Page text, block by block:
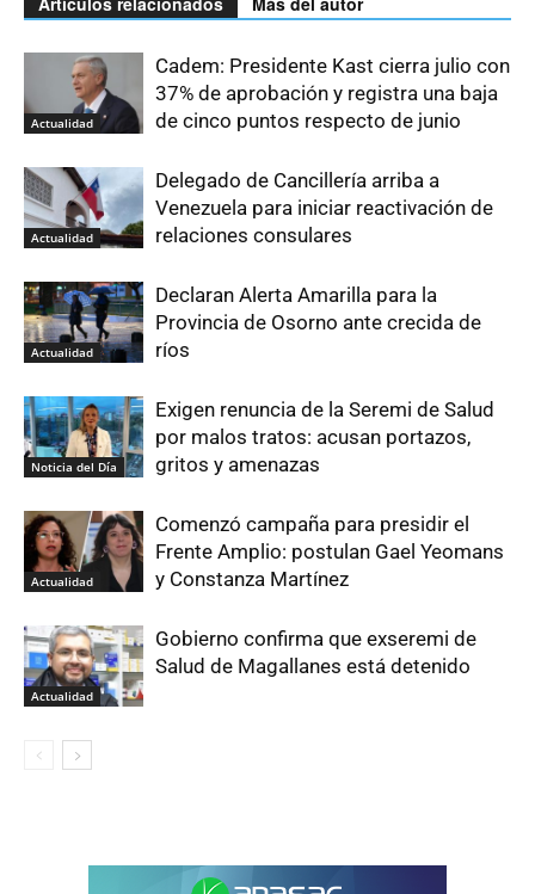
Actualidad
Cadem: Presidente Kast cierra julio con
37% de aprobación y registra una baja
de cinco puntos respecto de junio
Actualidad
Delegado de Cancillería arriba a
Venezuela para iniciar reactivación de
relaciones consulares
Actualidad
Declaran Alerta Amarilla para la
Provincia de Osorno ante crecida de
ríos
Noticia del Día
Exigen renuncia de la Seremi de Salud
por malos tratos: acusan portazos,
gritos y amenazas
Actualidad
Comenzó campaña para presidir el
Frente Amplio: postulan Gael Yeomans
y Constanza Martínez
Actualidad
Gobierno confirma que exseremi de
Salud de Magallanes está detenido